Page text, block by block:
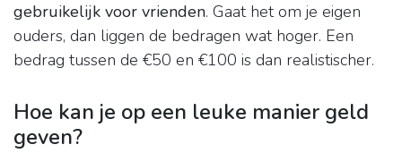
gebruikelijk voor vrienden. Gaat het om je eigen
ouders, dan liggen de bedragen wat hoger. Een
bedrag tussen de €50 en €100 is dan realistischer.
Hoe kan je op een leuke manier geld
geven?